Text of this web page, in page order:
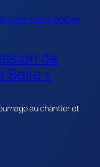
de
Belle »
au chantier et